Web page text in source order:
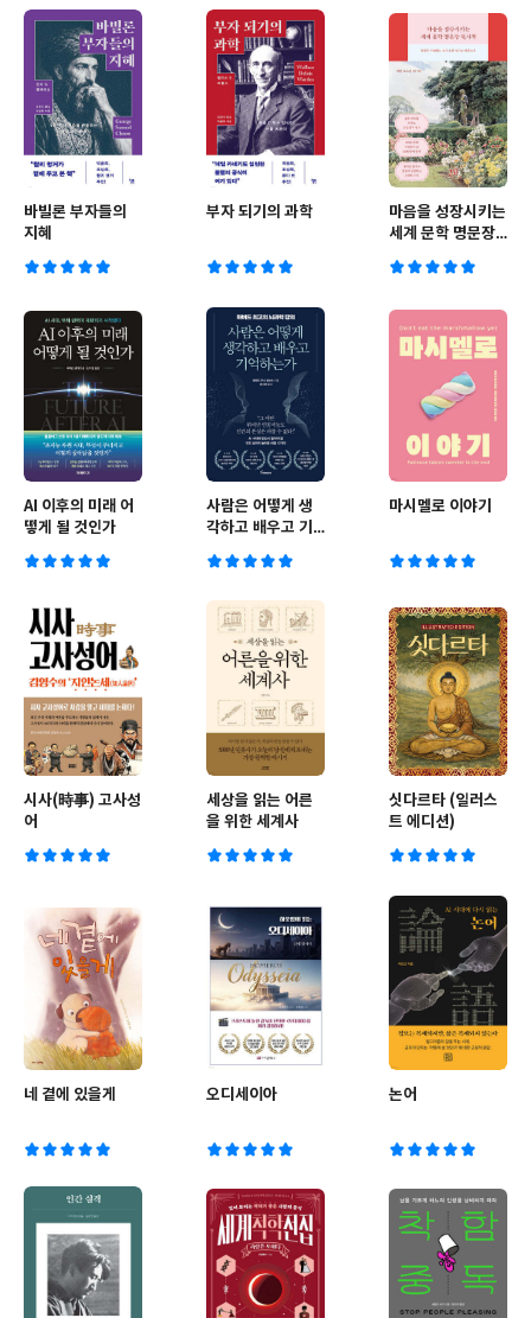
바빌론 부자들의
지혜
부자 되기의 과학
마음을 성장시키는
세계 문학 명문장
AI 이후의 미래 어
떻게 될 것인가
사람은 어떻게 생
각하고 배우고 기
마시멜로 이야기
시사(時事) 고사성
어
세상을 읽는 어른
을 위한 세계사
싯다르타 (일러스
트 에디션)
네 곁에 있을게 오디세이아 논어